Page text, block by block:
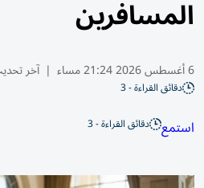
المسافرين
6 أغسطس 2026 21:24 مساء | آخر
دقائق القراءة - 3
استمع دقائق القراءة - 3